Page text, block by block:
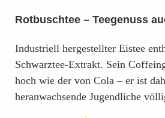
Rotbuschtee – Teegenuss
Industriell hergestellter Eistee
Schwarztee-Extrakt. Sein
hoch wie der von Cola – er ist
heranwachsende Jugendliche